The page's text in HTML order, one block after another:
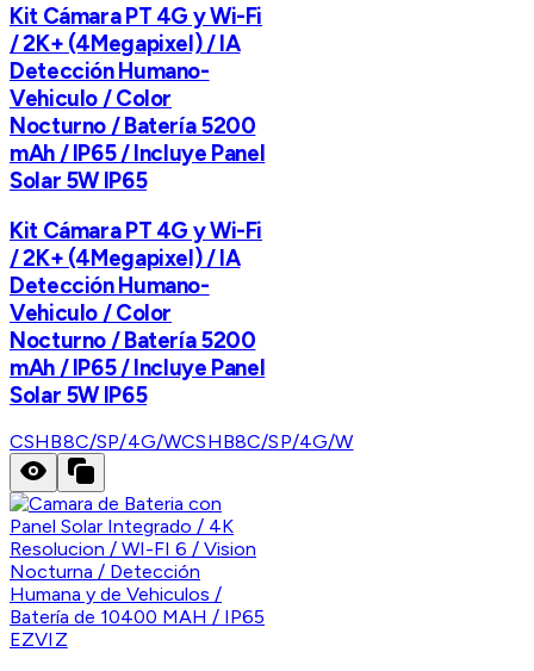
Kit Cámara PT 4G y Wi-Fi
/ 2K+ (4Megapixel) / IA
Detección Humano-
Vehiculo / Color
Nocturno / Batería 5200
mAh / IP65 / Incluye Panel
Solar 5W IP65
Kit Cámara PT 4G y Wi-Fi
/ 2K+ (4Megapixel) / IA
Detección Humano-
Vehiculo / Color
Nocturno / Batería 5200
mAh / IP65 / Incluye Panel
Solar 5W IP65
CSHB8C/SP/4G/WCSHB8C/SP/4G/W
EZVIZ